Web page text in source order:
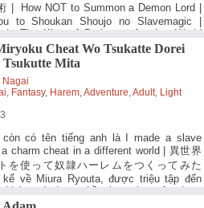
| How NOT to Summon a Demon Lord |
to Shoukan Shoujo no Slavemagic |
| The King of Darkness Another World
thế giới khác và ma…Chi Tiết.
Cheat Wo Tsukatte Dorei
Tsukutte Mita
Nagai
Fantasy, Harem ,Adventure ,Adult Light
còn có tên tiếng anh là I made a slave
charm cheat in a different world | 異世界
を使って奴隷ハーレムをつくってみた
kể về Miura Ryouta, được triệu tập đến
khác, và được thần ban cho một cheat
đối mà anh ta có thể khiến…